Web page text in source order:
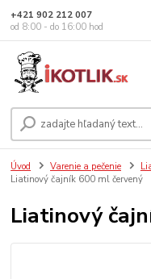
+421 902 212 007
od 8:00 - do 16:00 hod
Úvod Varenie a pečenie
Liatinový čajník 600 ml červený
Liatinový